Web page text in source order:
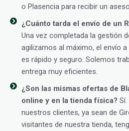
o Plasencia para recibir un
¿Cuánto tarda el envío de un
Una vez completada la gestión
agilizamos al máximo, el envío
es rápido y seguro. Solemos
entrega muy eficientes.
¿Son las mismas ofertas de
online y en la tienda física?
nuestros clientes, ya sean de
visitantes de nuestra tienda,